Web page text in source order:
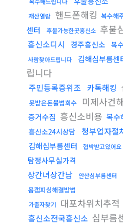
재산열람 핸드폰해킹 복수해
센터 후불가능한곳흥신소 후불
흥신소디시
경주흥신소 복
사람찾아드립니다 김해심부름센
립니다
주민등록증위조 카톡해킹
못받은돈불법회수 미제사건
증거수집 흥신소비용 복수
흥신소24시상담 청부업자절
김해심부름센터
협박받고있어요
탐정사무실가격
상간녀상간남 안산심부름센터
몸캠피싱해결방법
가출자찾기 대포차위치추적
흥신소전국흥신소 심부름